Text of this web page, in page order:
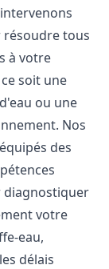
tous
à votre
soit une
ou une
Nos
des
diagnostiquer
votre
eau,
délais